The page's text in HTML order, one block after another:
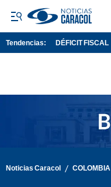
Tendencias: DÉFICIT FISCAL
Noticias Caracol / COLOMBIA